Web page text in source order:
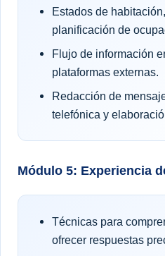
Estados de
planificación de
Flujo de información
plataformas externas.
Redacción de
telefónica y
Módulo 5: Experiencia
Técnicas para
ofrecer respuestas